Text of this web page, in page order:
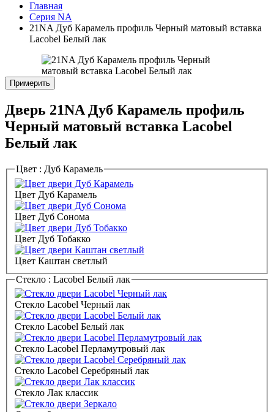
Главная
Серия NA
21NA Дуб Карамель профиль Черный матовый вставка
Lacobel Белый лак
Примерить
Дверь 21NA Дуб Карамель профиль
Черный матовый вставка Lacobel
Белый лак
Цвет : Дуб Карамель
Цвет Дуб Карамель
Цвет Дуб Сонома
Цвет Дуб Тобакко
Цвет Каштан светлый
Стекло : Lacobel Белый лак
Стекло Lacobel Черный лак
Стекло Lacobel Белый лак
Стекло Lacobel Перламутровый лак
Стекло Lacobel Серебряный лак
Стекло Лак классик